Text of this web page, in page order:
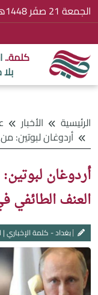
الجمعة 21 صفَر 1448هـ 7 أغسطس 2026
كلمة..
الرئيسية الأخبار
أردوغان لبوتين: من المهم العمل معا
أردوغان
العنف الطائفي
بغداد - كلمة الإخباري |